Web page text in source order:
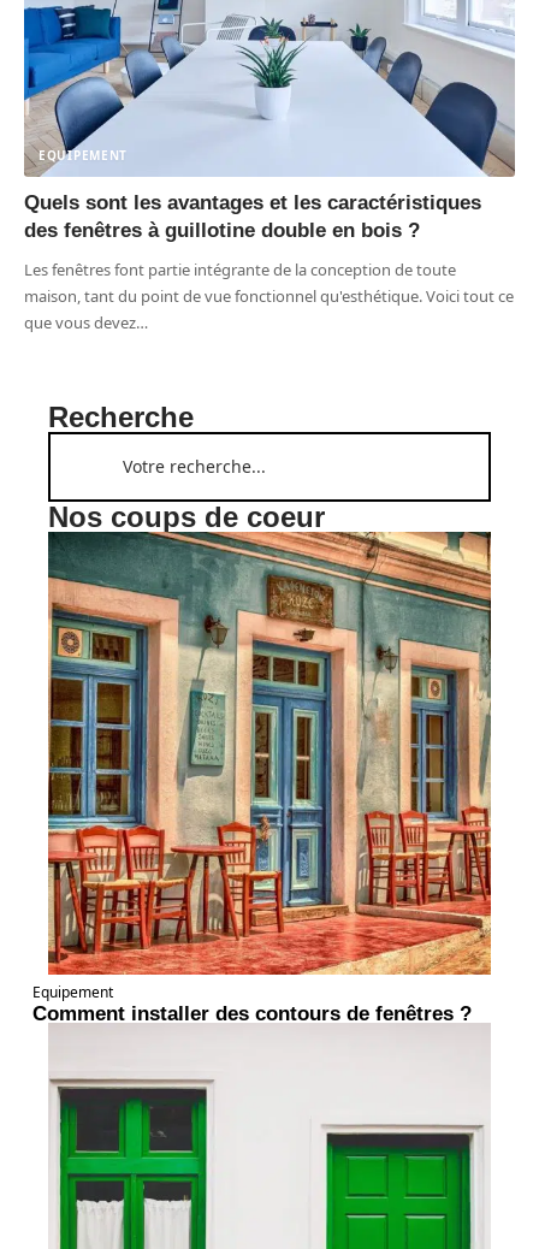
EQUIPEMENT
Quels sont les avantages et les caractéristiques
des fenêtres à guillotine double en bois ?
Les fenêtres font partie intégrante de la conception de toute
maison, tant du point de vue fonctionnel qu'esthétique. Voici tout ce
que vous devez…
Recherche
Nos coups de coeur
Equipement
Comment installer des contours de fenêtres ?